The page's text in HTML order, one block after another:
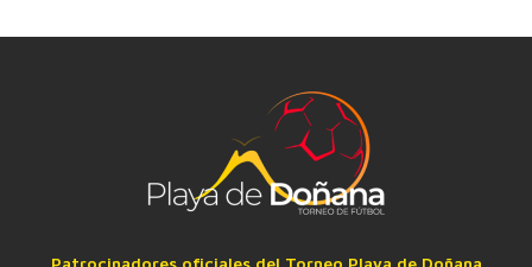
Patrocinadores oficiales del Torneo Playa de Doñana